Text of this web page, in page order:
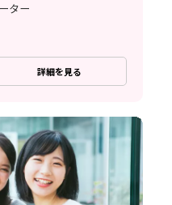
ター
詳細を見る